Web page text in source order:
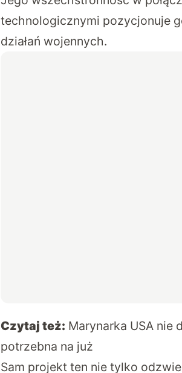
technologicznymi pozycjonuje
działań wojennych.
Czytaj też: Marynarka USA nie
potrzebna na już
Sam projekt ten nie tylko